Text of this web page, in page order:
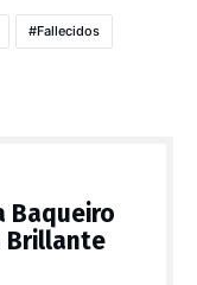
Fallecidos
Baqueiro
Brillante